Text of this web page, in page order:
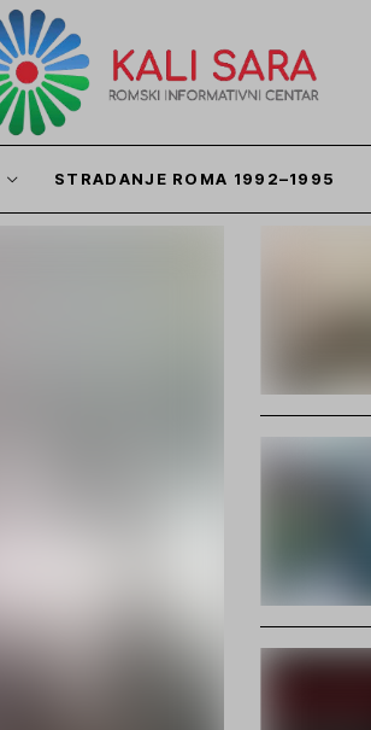
STRADANJE ROMA 1992–1995